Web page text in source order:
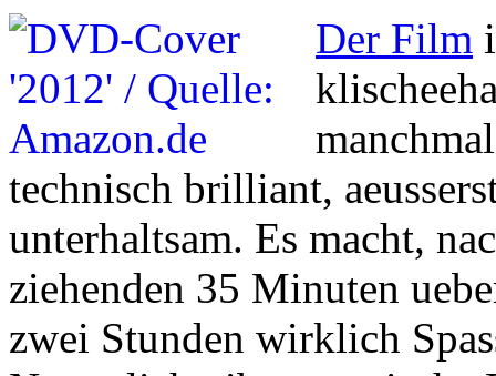
Der Film
technisch brilliant,
unterhaltsam. Es macht,
ziehenden 35 Minuten
zwei Stunden wirklich